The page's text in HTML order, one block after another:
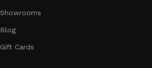
Showrooms
Blog
Gift Cards